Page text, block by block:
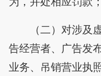
（二）对涉
告经营者、广告发
业务、吊销营业执